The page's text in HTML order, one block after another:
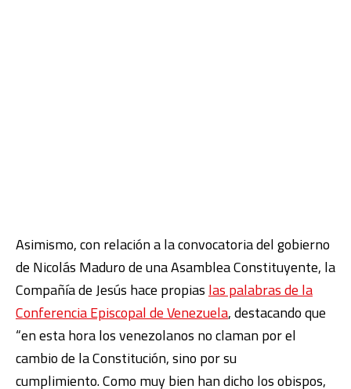
Asimismo, con relación a la convocatoria del gobierno
de Nicolás Maduro de una Asamblea Constituyente, la
Compañía de Jesús hace propias las palabras de la
Conferencia Episcopal de Venezuela, destacando que
“en esta hora los venezolanos no claman por el
cambio de la Constitución, sino por su
cumplimiento. Como muy bien han dicho los obispos,